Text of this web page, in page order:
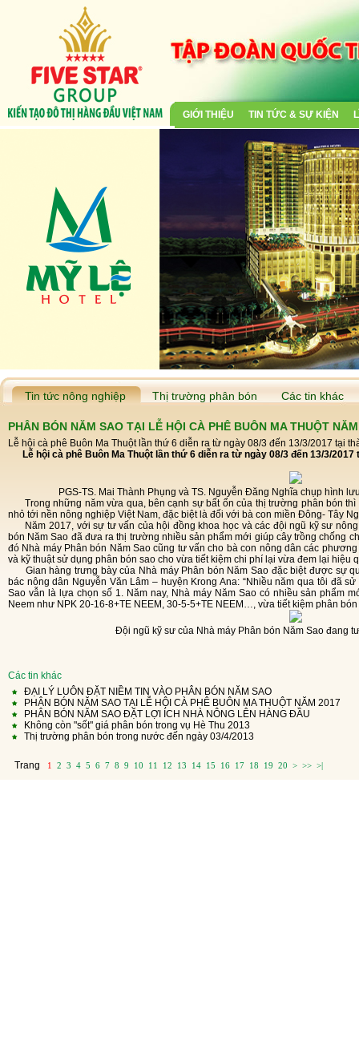
GIỚI THIỆU TIN TỨC & SỰ KIỆN
Tin tức nông nghiệp Thị trường phân bón Các tin khác
PHÂN BÓN NĂM SAO TẠI LỄ HỘI CÀ PHÊ BUÔN MA THUỘT
Lễ hội cà phê Buôn Ma Thuột lần thứ 6 diễn ra từ ngày 08/3 đến 13/3/2017 tại
Lễ hội cà phê Buôn Ma Thuột lần thứ 6 diễn ra từ ngày 08/3 đến 13/3/
PGS-TS. Mai Thành Phụng và TS. Nguyễn Đăng Nghĩa chụp hình
Trong những năm vừa qua, bên cạnh sự bất ổn của thị trường phân bón thì tình hình thời tiết bất thuận cũng ảnh hưởng không
nhỏ tới nền nông nghiệp Việt Nam, đặc biệt là đối với bà con miền Đông- Tây
Năm 2017, với sự tư vấn của hội đồng khoa học và các đội ngũ kỹ sư nông nghiệp có nhiều năm kinh nghiệm, Nhà máy Phân
bón Năm Sao đã đưa ra thị trường nhiều sản phẩm mới giúp cây trồng chống
đó Nhà máy Phân bón Năm Sao cũng tư vấn cho bà con nông dân các
và kỹ thuật sử dụng phân bón sao cho vừa tiết kiệm chi phí lại vừa đem lại hiệu
Gian hàng trưng bày của Nhà máy Phân bón Năm Sao đặc biệt được sự quan tâm của bà con nông dân tham dự lễ hội. Theo
bác nông dân Nguyễn Văn Lâm – huyện Krong Ana: “Nhiều năm qua tôi đã
Sao vẫn là lựa chọn số 1. Năm nay, Nhà máy Năm Sao có nhiều sản phẩm
Neem như NPK 20-16-8+TE NEEM, 30-5-5+TE NEEM…, vừa tiết kiệm phân bón
Đội ngũ kỹ sư của Nhà máy Phân bón Năm Sao đang
Các tin khác
ĐẠI LÝ LUÔN ĐẶT NIỀM TIN VÀO PHÂN BÓN NĂM SAO
PHÂN BÓN NĂM SAO TẠI LỄ HỘI CÀ PHÊ BUÔN MA THUỘT NĂM 2017
PHÂN BÓN NĂM SAO ĐẶT LỢI ÍCH NHÀ NÔNG LÊN HÀNG ĐẦU
Không còn "sốt" giá phân bón trong vụ Hè Thu 2013
Thị trường phân bón trong nước đến ngày 03/4/2013
Trang 1 2 3 4 5 6 7 8 9 10 11 12 13 14 15 16 17 18 19 20 > >> >|